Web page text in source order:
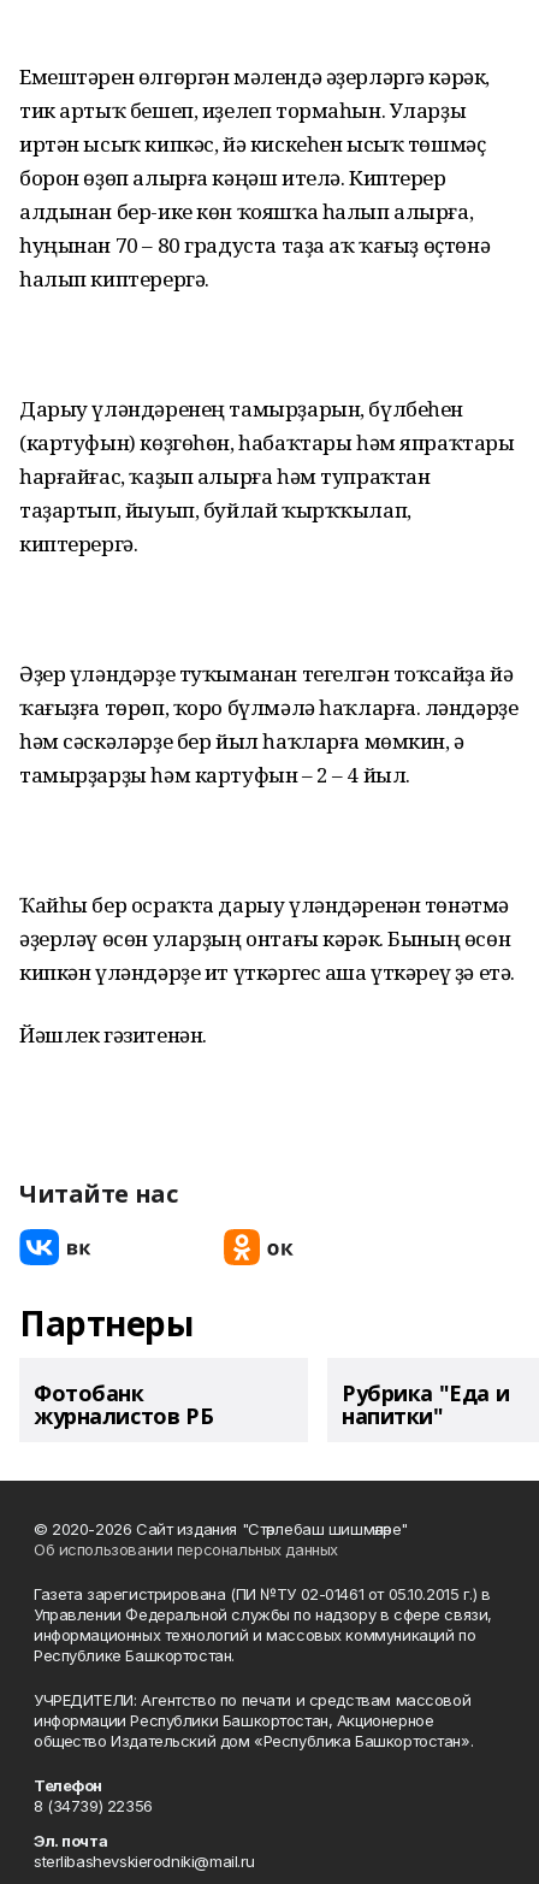
Емештәрен өлгөргән мәлендә әҙерләргә кәрәк,
тик артыҡ бешеп, иҙелеп тормаһын. Уларҙы
иртән ысыҡ кипкәс, йә кискеһен ысыҡ төшмәҫ
борон өҙөп алырға кәңәш ителә. Киптерер
алдынан бер-ике көн ҡояшҡа һалып алырға,
һуңынан 70 – 80 градуста таҙа аҡ ҡағыҙ өҫтөнә
һалып киптерергә.
Дарыу үләндәренең тамырҙарын, бүлбеһен
(картуфын) көҙгөһөн, һабаҡтары һәм япраҡтары
һарғайғас, ҡаҙып алырға һәм тупраҡтан
таҙартып, йыуып, буйлай ҡырҡҡылап,
киптерергә.
Әҙер үләндәрҙе туҡыманан тегелгән тоҡсайҙа йә
ҡағыҙға төрөп, ҡоро бүлмәлә һаҡларға. Үләндәрҙе
һәм сәскәләрҙе бер йыл һаҡларға мөмкин, ә
тамырҙарҙы һәм картуфын – 2 – 4 йыл.
Ҡайһы бер осраҡта дарыу үләндәренән төнәтмә
әҙерләү өсөн уларҙың онтағы кәрәк. Бының өсөн
кипкән үләндәрҙе ит үткәргес аша үткәреү ҙә етә.
Йәшлек гәзитенән.
Читайте нас
Партнеры
Фотобанк
журналистов РБ
Рубрика "Еда и
напитки"
© 2020-2026 Сайт издания "Стәрлебаш шишмәләре"
Об использовании персональных данных
Газета зарегистрирована (ПИ №ТУ 02-01461 от 05.10.2015 г.) в
Управлении Федеральной службы по надзору в сфере связи,
информационных технологий и массовых коммуникаций по
Республике Башкортостан.
УЧРЕДИТЕЛИ: Агентство по печати и средствам массовой
информации Республики Башкортостан, Акционерное
общество Издательский дом «Республика Башкортостан».
Телефон
8 (34739) 22356
Эл. почта
sterlibashevskierodniki@mail.ru